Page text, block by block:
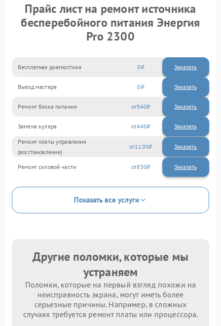
Прайс лист на ремонт источника
бесперебойного питания Энергия
Pro 2300
Бесплатная диагностика 0 Заказать
Выезд мастера 0 Заказать
Ремонт блока питания 940
Замена кулера 440
Ремонт платы управления
(восстановление)
1100
Ремонт силовой части 830
Показать все услуги
Другие поломки, которые мы
устраняем
Поломки, которые на первый взгляд похожи на
неисправность экрана, могут иметь более
серьезные причины. Например, в сложных
случаях требуется ремонт платы или процессора.